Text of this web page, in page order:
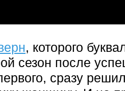
, которого
сезон после
сразу